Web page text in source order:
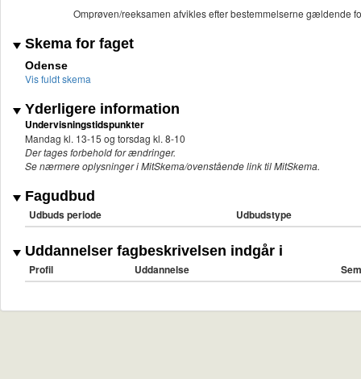
Omprøven/reeksamen afvikles efter bestemmelserne gældende
Skema for faget
Odense
Vis fuldt skema
Yderligere information
Undervisningstidspunkter
Mandag kl. 13-15 og torsdag kl. 8-10
Der tages forbehold for ændringer.
Se nærmere oplysninger i MitSkema/ovenstående link til MitSkema.
Fagudbud
Udbuds periode Udbudstype
Uddannelser fagbeskrivelsen indgår i
Profil Uddannelse